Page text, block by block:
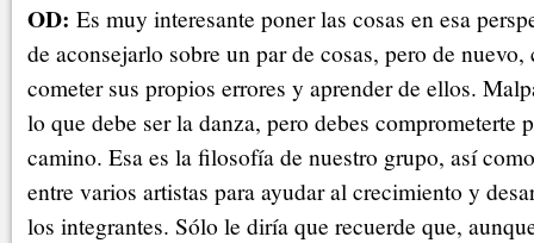
OD: Es muy interesante poner las cosas en esa
de aconsejarlo sobre un par de cosas, pero de nuevo,
cometer sus propios errores y aprender de ellos.
lo que debe ser la danza, pero debes comprometerte
camino. Esa es la filosofía de nuestro grupo, así
entre varios artistas para ayudar al crecimiento y
los integrantes. Sólo le diría que recuerde que,